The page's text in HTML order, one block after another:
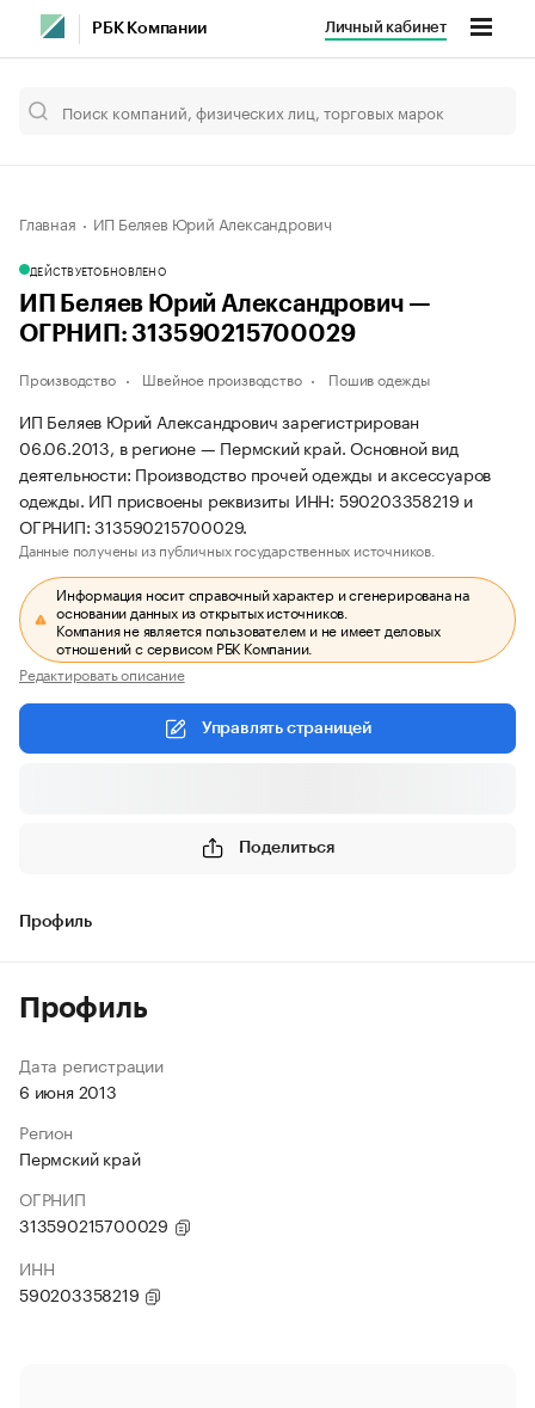
РБК Компании Личный кабинет
Главная ИП Беляев Юрий Александрович
ДЕЙСТВУЕТОБНОВЛЕНО
ИП Беляев Юрий Александрович —
ОГРНИП: 313590215700029
Производство Швейное производство Пошив одежды
ИП Беляев Юрий Александрович зарегистрирован
06.06.2013, в регионе — Пермский край. Основной вид
деятельности: Производство прочей одежды и аксессуаров
одежды. ИП присвоены реквизиты ИНН: 590203358219 и
ОГРНИП: 313590215700029.
Данные получены из публичных государственных источников.
Информация носит справочный характер и сгенерирована на
основании данных из открытых источников.
Компания не является пользователем и не имеет деловых
отношений с сервисом РБК Компании.
Редактировать описание
Управлять страницей
Поделиться
Профиль
Профиль
Дата регистрации
6 июня 2013
Регион
Пермский край
ОГРНИП
313590215700029
ИНН
590203358219